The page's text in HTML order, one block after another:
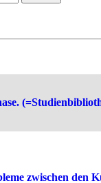
zwischen den